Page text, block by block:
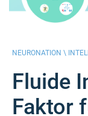
NEURONATION \
Fluide
Faktor